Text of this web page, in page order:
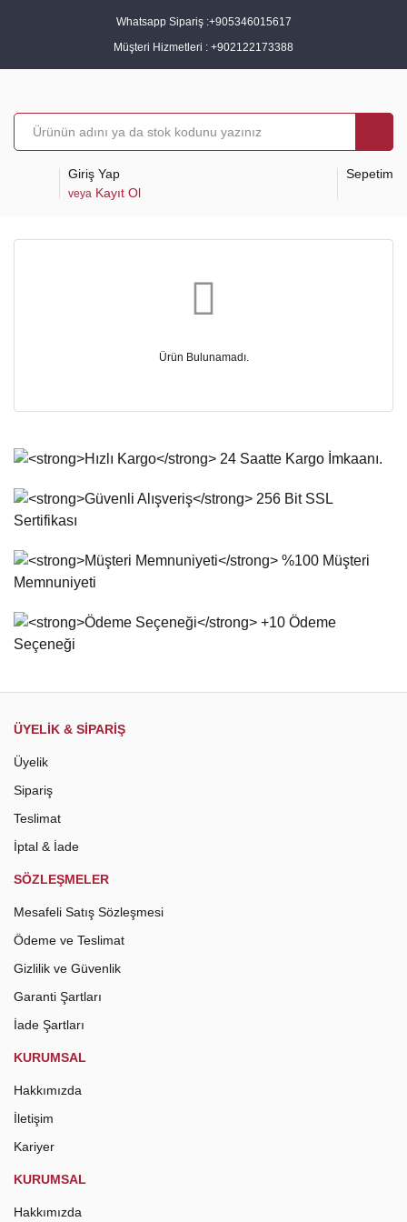
Whatsapp Sipariş :+905346015617
Müşteri Hizmetleri : +902122173388
Giriş Yap
veya Kayıt Ol
Sepetim
Ürün Bulunamadı.
ÜYELİK & SİPARİŞ
Üyelik
Sipariş
Teslimat
İptal & İade
SÖZLEŞMELER
Mesafeli Satış Sözleşmesi
Ödeme ve Teslimat
Gizlilik ve Güvenlik
Garanti Şartları
İade Şartları
KURUMSAL
Hakkımızda
İletişim
Kariyer
KURUMSAL
Hakkımızda